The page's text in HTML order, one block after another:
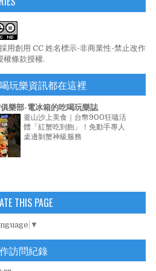
用創用 CC 姓名標示-非商業性-禁止改作
權條款授權.
玩樂資訊都在這裡
樂部-電冰箱的吃喝玩樂誌
釜山沙上美食｜台幣900狂嗑活
體「紅蟹吃到飽」！免動手專人
桌邊剝蟹神級服務
THIS PAGE
▼
訪問紀錄